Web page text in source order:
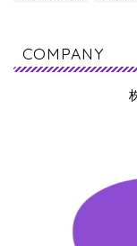
COMPANY